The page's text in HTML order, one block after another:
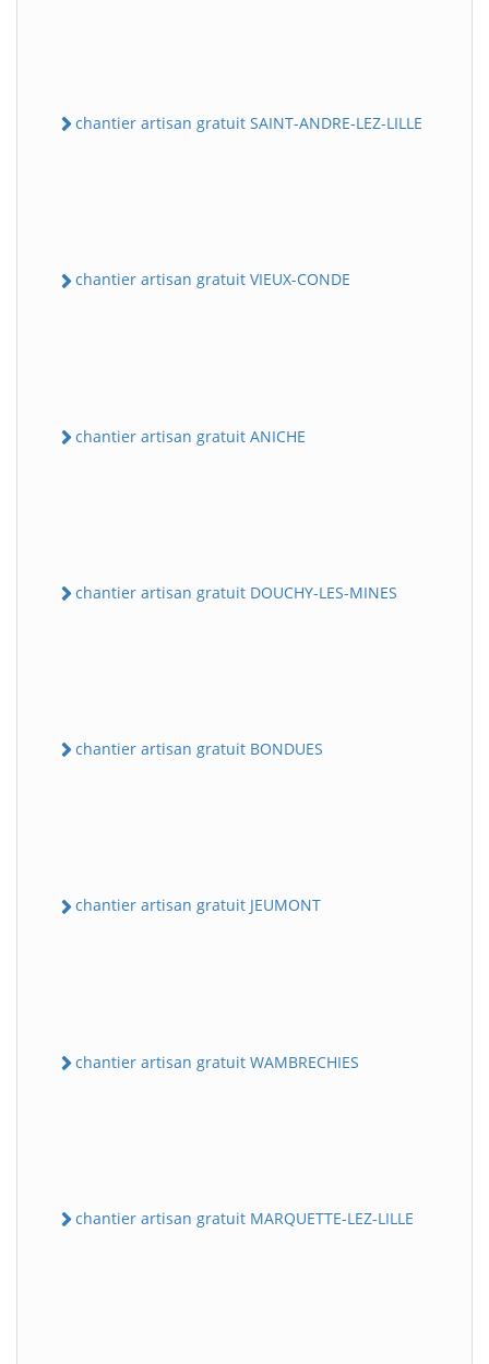
chantier artisan gratuit SAINT-ANDRE-LEZ-LILLE
chantier artisan gratuit VIEUX-CONDE
chantier artisan gratuit ANICHE
chantier artisan gratuit DOUCHY-LES-MINES
chantier artisan gratuit BONDUES
chantier artisan gratuit JEUMONT
chantier artisan gratuit WAMBRECHIES
chantier artisan gratuit MARQUETTE-LEZ-LILLE